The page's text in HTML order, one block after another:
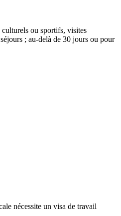
culturels ou sportifs, visites
; au-delà de 30 jours ou pour
nécessite un visa de travail